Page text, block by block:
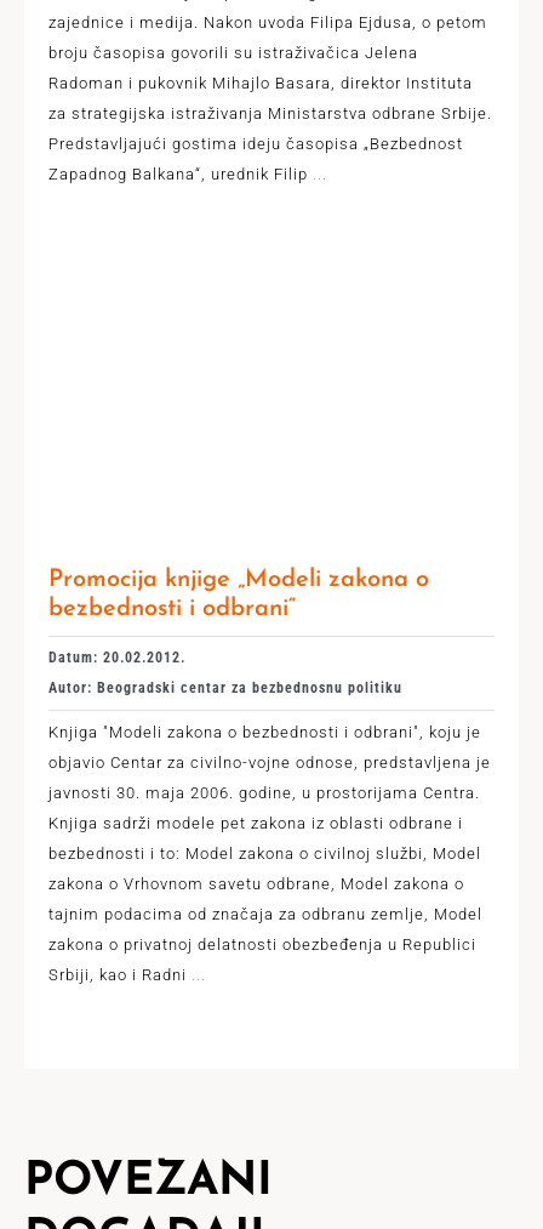
zajednice i medija. Nakon uvoda Filipa Ejdusa, o petom
broju časopisa govorili su istraživačica Jelena
Radoman i pukovnik Mihajlo Basara, direktor Instituta
za strategijska istraživanja Ministarstva odbrane Srbije.
Predstavljajući gostima ideju časopisa „Bezbednost
Zapadnog Balkana“, urednik Filip
Promocija knjige „Modeli zakona o
bezbednosti i odbrani“
Datum: 20.02.2012.
Autor: Beogradski centar za bezbednosnu politiku
Knjiga "Modeli zakona o bezbednosti i odbrani", koju je
objavio Centar za civilno-vojne odnose, predstavljena je
javnosti 30. maja 2006. godine, u prostorijama Centra.
Knjiga sadrži modele pet zakona iz oblasti odbrane i
bezbednosti i to: Model zakona o civilnoj službi, Model
zakona o Vrhovnom savetu odbrane, Model zakona o
tajnim podacima od značaja za odbranu zemlje, Model
zakona o privatnoj delatnosti obezbeđenja u Republici
Srbiji, kao i Radni
POVEZANI